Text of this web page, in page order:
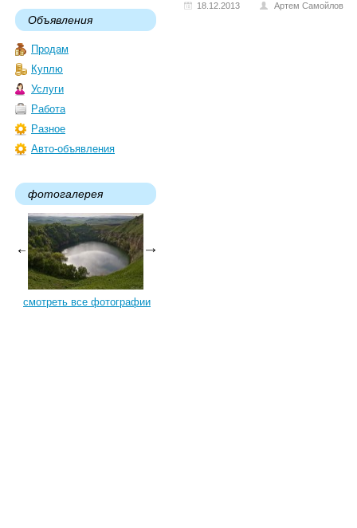
Объявления
Продам
Куплю
Услуги
Работа
Разное
Авто-объявления
фотогалерея
смотреть все фотографии
18.12.2013 Артем Самойлов